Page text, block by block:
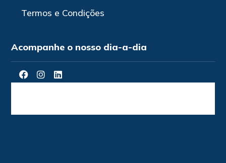
Termos e Condições
Acompanhe o nosso dia-a-dia